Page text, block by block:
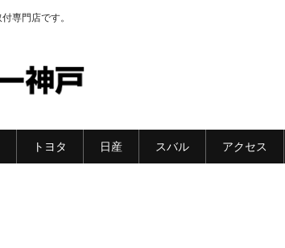
専門店です。
トヨタ 日産 スバル アクセス